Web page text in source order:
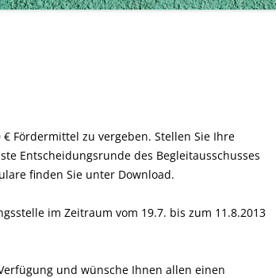
Fördermittel zu vergeben. Stellen Sie Ihre
Entscheidungsrunde des Begleitausschusses
finden Sie unter Download.
im Zeitraum vom 19.7. bis zum 11.8.2013
und wünsche Ihnen allen einen